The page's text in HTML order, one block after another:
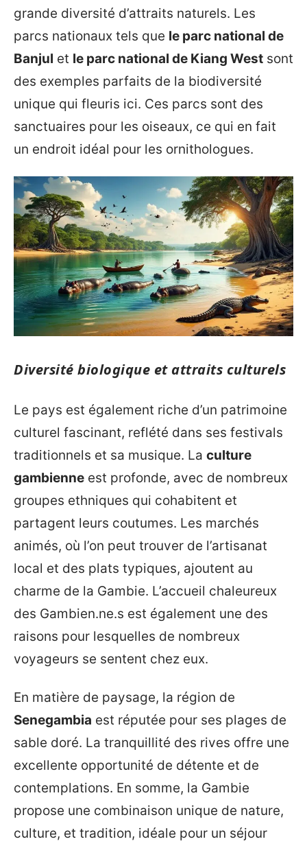
grande diversité d’attraits naturels. Les
parcs nationaux tels que le parc national de
Banjul et le parc national de Kiang West sont
des exemples parfaits de la biodiversité
unique qui fleuris ici. Ces parcs sont des
sanctuaires pour les oiseaux, ce qui en fait
un endroit idéal pour les ornithologues.
Diversité biologique et attraits culturels
Le pays est également riche d’un patrimoine
culturel fascinant, reflété dans ses festivals
traditionnels et sa musique. La culture
gambienne est profonde, avec de nombreux
groupes ethniques qui cohabitent et
partagent leurs coutumes. Les marchés
animés, où l’on peut trouver de l’artisanat
local et des plats typiques, ajoutent au
charme de la Gambie. L’accueil chaleureux
des Gambien.ne.s est également une des
raisons pour lesquelles de nombreux
voyageurs se sentent chez eux.
En matière de paysage, la région de
Senegambia est réputée pour ses plages de
sable doré. La tranquillité des rives offre une
excellente opportunité de détente et de
contemplations. En somme, la Gambie
propose une combinaison unique de nature,
culture, et tradition, idéale pour un séjour